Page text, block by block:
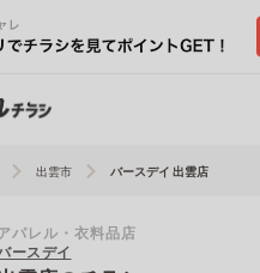
出雲市 バースデイ 出雲店
パレル・衣料品店
ースデイ